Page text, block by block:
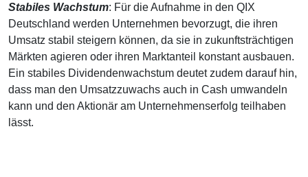
Stabiles Wachstum: Für die Aufnahme in den QIX
Deutschland werden Unternehmen bevorzugt, die ihren
Umsatz stabil steigern können, da sie in zukunftsträchtigen
Märkten agieren oder ihren Marktanteil konstant ausbauen.
Ein stabiles Dividendenwachstum deutet zudem darauf hin,
dass man den Umsatzzuwachs auch in Cash umwandeln
kann und den Aktionär am Unternehmenserfolg teilhaben
lässt.